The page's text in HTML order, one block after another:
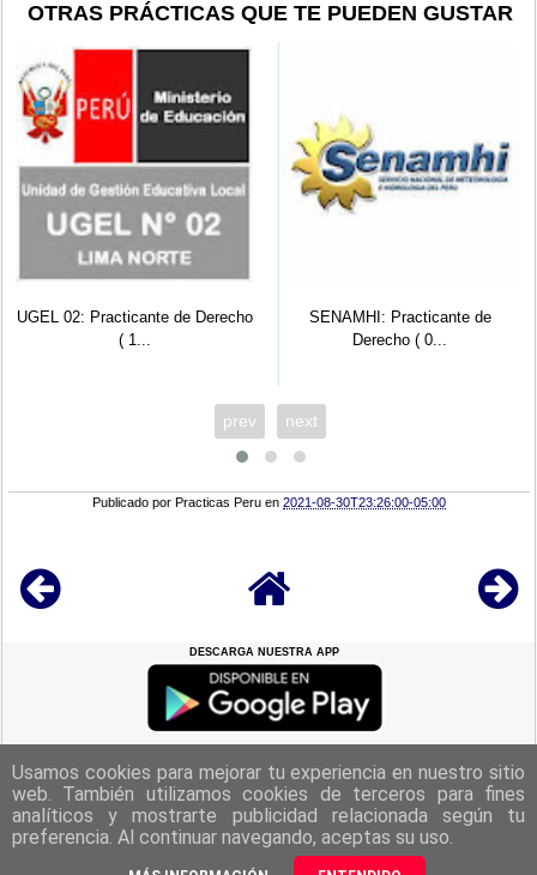
OTRAS PRÁCTICAS QUE TE PUEDEN GUSTAR
UGEL 02: Practicante de Derecho
( 1...
SENAMHI: Practicante de
Derecho ( 0...
prev next
Publicado porPracticas Peru en2021-08-30T23:26:00-05:00
DESCARGA NUESTRA APP
REGRESAR A LACIMA
|Politica de Privacidad|Aviso Legal| Términos y Condiciones
|
Contacto|
Usamos cookies para mejorar tu experiencia en nuestro sitio
web. También utilizamos cookies de terceros para fines
analíticos y mostrarte publicidad relacionada según tu
preferencia. Al continuar navegando, aceptas su uso.